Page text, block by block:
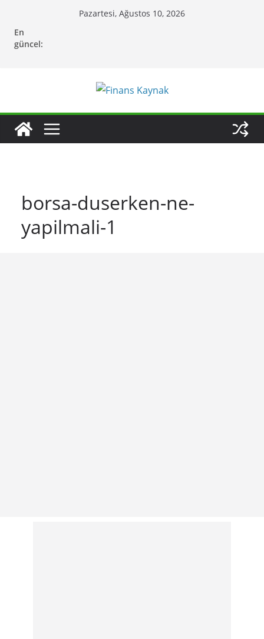
content
Pazartesi, Ağustos 10, 2026
En
güncel:
borsa-duserken-ne-
yapilmali-1